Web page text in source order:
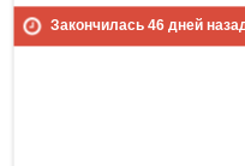
Закончилась 46дней